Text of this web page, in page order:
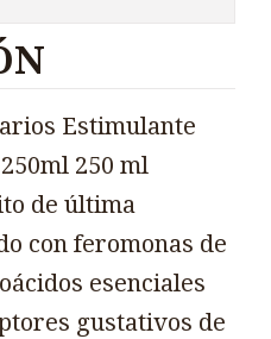
Estimulante
250 ml
de última
con feromonas de
esenciales
gustativos de